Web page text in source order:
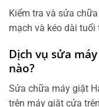
Kiểm tra và sửa
mạch và kéo dài tuổi
Dịch vụ sửa
nào?
Sửa chữa máy giặt
trên máy giặt cửa